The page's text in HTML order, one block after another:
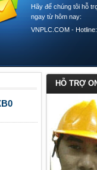
Hãy để chúng tôi hỗ
ngay từ hôm nay:
VNPLC.COM -
HỖ TRỢ